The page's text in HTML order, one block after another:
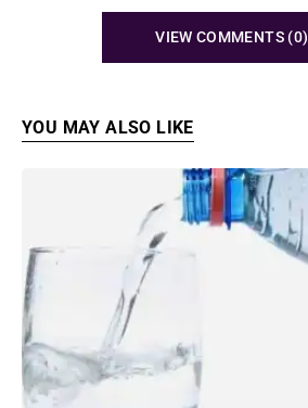
VIEW COMMENTS (0)
YOU MAY ALSO LIKE